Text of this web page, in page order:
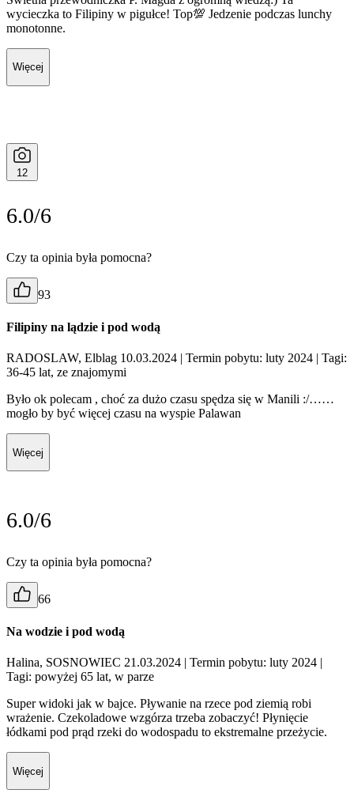
wycieczka to Filipiny w pigułce! Top💯 Jedzenie podczas lunchy
monotonne.
Więcej
12
6.0/6
Czy ta opinia była pomocna?
93
Filipiny na lądzie i pod wodą
RADOSLAW, Elblag 10.03.2024 | Termin pobytu: luty 2024 | Tagi:
36-45 lat, ze znajomymi
Było ok polecam , choć za dużo czasu spędza się w Manili :/……
mogło by być więcej czasu na wyspie Palawan
Więcej
6.0/6
Czy ta opinia była pomocna?
66
Na wodzie i pod wodą
Halina, SOSNOWIEC 21.03.2024 | Termin pobytu: luty 2024
Tagi: powyżej 65 lat, w parze
Super widoki jak w bajce. Pływanie na rzece pod ziemią robi
wrażenie. Czekoladowe wzgórza trzeba zobaczyć! Płynięcie
łódkami pod prąd rzeki do wodospadu to ekstremalne przeżycie.
Więcej